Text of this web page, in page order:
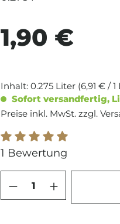
Regulärer Preis:
1,90 €
Inhalt: 0.275 Liter (6,91 € /
Sofort versandfertig,
Preise inkl. MwSt. zzgl.
Durchschnittliche
1 Bewertung
Produkt